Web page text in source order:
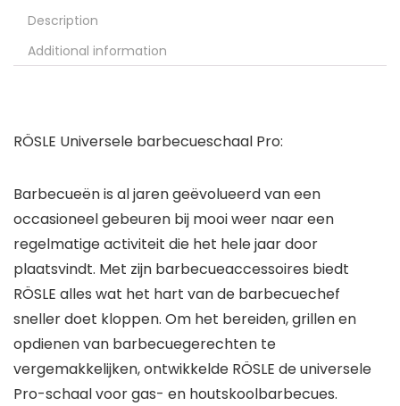
Description
Additional information
RÖSLE Universele barbecueschaal Pro:
Barbecueën is al jaren geëvolueerd van een
occasioneel gebeuren bij mooi weer naar een
regelmatige activiteit die het hele jaar door
plaatsvindt. Met zijn barbecueaccessoires biedt
RÖSLE alles wat het hart van de barbecuechef
sneller doet kloppen. Om het bereiden, grillen en
opdienen van barbecuegerechten te
vergemakkelijken, ontwikkelde RÖSLE de universele
Pro-schaal voor gas- en houtskoolbarbecues.